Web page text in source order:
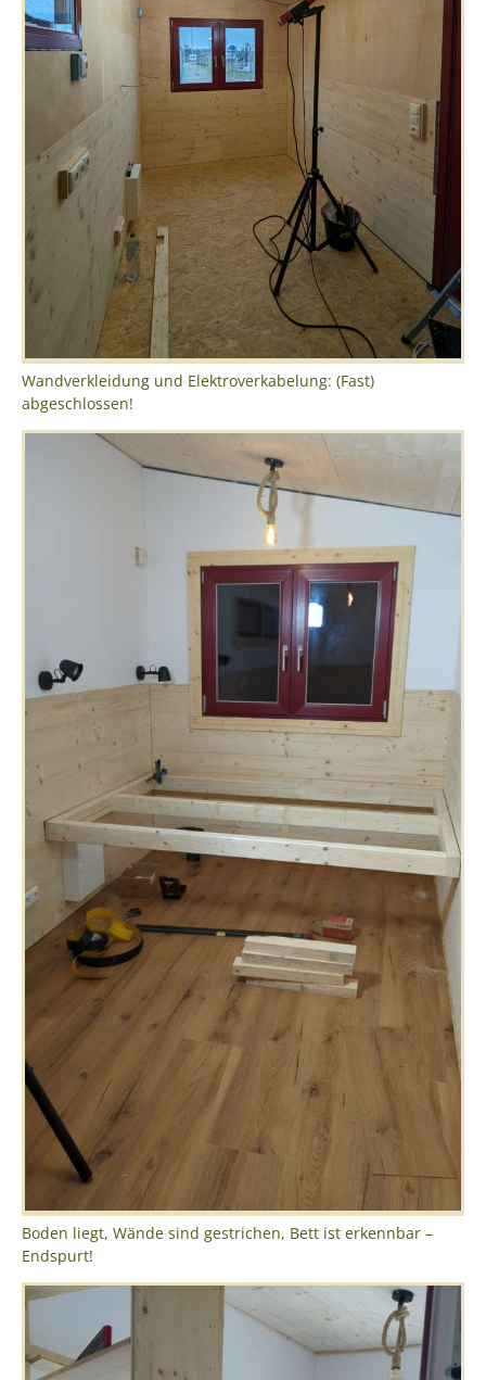
Wandverkleidung und Elektroverkabelung: (Fast)
abgeschlossen!
Boden liegt, Wände sind gestrichen, Bett ist erkennbar –
Endspurt!